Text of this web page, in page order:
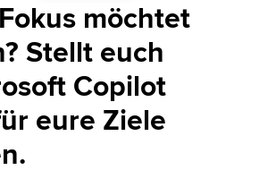
möchtet
Stellt euch
Copilot
eure Ziele